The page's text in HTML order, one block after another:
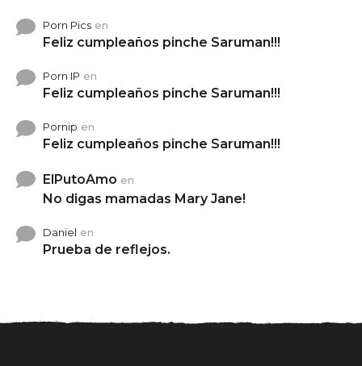
Porn Pics en
Feliz cumpleaños pinche Saruman!!!
Porn IP en
Feliz cumpleaños pinche Saruman!!!
Pornip en
Feliz cumpleaños pinche Saruman!!!
ElPutoAmo en
No digas mamadas Mary Jane!
Daniel en
Prueba de reflejos.